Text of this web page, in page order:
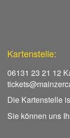
Kartenstelle:
06131 23 21 12
Die Kartenstelle
Sie können uns